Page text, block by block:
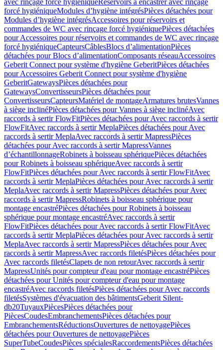
avec rinçage forcé hygiéniqueRéservoirs à encastrer avec rinçage
forcé hygiéniqueModules d’hygiène intégrésPièces détachées pour
Modules d’hygiène intégrésAccessoires pour réservoirs et
commandes de WC avec rinçage forcé hygiéniquePièces détachées
pour Accessoires pour réservoirs et commandes de WC avec rinçage
forcé hygiéniqueCapteursCâblesBlocs d’alimentationPièces
détachées pour Blocs d’alimentationComposants réseauAccessoires
Geberit Connect pour système d'hygiène GeberitPièces détachées
pour Accessoires Geberit Connect pour système d'hygiène
GeberitGatewaysPièces détachées pour
GatewaysConvertisseursPièces détachées pour
ConvertisseursCapteursMatériel de montageArmatures brutesVannes
à siège inclinéPièces détachées pour Vannes à siège inclinéAvec
raccords à sertir FlowFitPièces détachées pour Avec raccords à sertir
FlowFitAvec raccords à sertir MeplaPièces détachées pour Avec
raccords à sertir MeplaAvec raccords à sertir MapressPièces
détachées pour Avec raccords à sertir MapressVannes
d’échantillonnageRobinets à boisseau sphériquePièces détachées
pour Robinets à boisseau sphériqueAvec raccords à sertir
FlowFitPièces détachées pour Avec raccords à sertir FlowFitAvec
raccords à sertir MeplaPièces détachées pour Avec raccords à sertir
MeplaAvec raccords à sertir MapressPièces détachées pour Avec
raccords à sertir MapressRobinets à boisseau sphérique pour
montage encastréPièces détachées pour Robinets à boisseau
sphérique pour montage encastréAvec raccords à sertir
FlowFitPièces détachées pour Avec raccords à sertir FlowFitAvec
raccords à sertir MeplaPièces détachées pour Avec raccords à sertir
MeplaAvec raccords à sertir MapressPièces détachées pour Avec
raccords à sertir MapressAvec raccords filetésPièces détachées pour
Avec raccords filetésClapets de non retourAvec raccords à sertir
MapressUnités pour compteur d'eau pour montage encastréPièces
détachées pour Unités pour compteur d'eau pour montage
encastréAvec raccords filetésPièces détachées pour Avec raccords
filetésSystèmes d'évacuation des bâtimentsGeberit Silent-
db20TuyauxPiècesPièces détachées pour
PiècesCoudesEmbranchementsPièces détachées pour
EmbranchementsRéductionsOuvertures de nettoyagePièces
détachées pour Ouvertures de nettoyagePièces
SuperTubeCoudesPièces spécialesRaccordementsPièces détachées